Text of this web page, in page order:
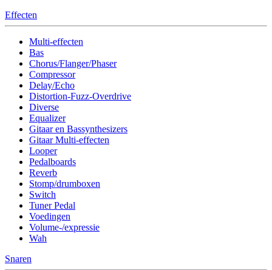
Effecten
Multi-effecten
Bas
Chorus/Flanger/Phaser
Compressor
Delay/Echo
Distortion-Fuzz-Overdrive
Diverse
Equalizer
Gitaar en Bassynthesizers
Gitaar Multi-effecten
Looper
Pedalboards
Reverb
Stomp/drumboxen
Switch
Tuner Pedal
Voedingen
Volume-/expressie
Wah
Snaren